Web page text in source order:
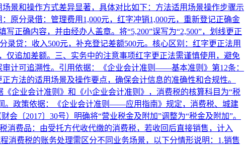
景和操作方式差异显著，具体对比如下：‌方法‌‌适用场景‌‌操作步骤‌‌示
原分录借：管理费用1,000元，红字冲销1,000元，重新登记正确金
正确内容，并由经办人盖章。将“5,200”误写为“2,500”，划线更正
贷：收入500元，补充登记差额500元。‌核心区别‌：‌红字更正法‌用
仅追加差额。三、实务中的注意事项‌红字更正法‌需谨慎使用，避免
计可追溯性。‌引用依据‌：《企业会计准则——基本准则》第12条：
方法的适用场景及操作要点，确保会计信息的准确性和合规性。
企业会计准则》和《小企业会计准则》，消费税的核算科目为‌“税
。‌政策依据‌：《企业会计准则——应用指南》规定，消费税、城建
〔2017〕30号）明确将“营业税金及附加”调整为“税金及附加”。‌
消费品‌：由受托方代收代缴的消费税，若收回后直接销售，计入
费税的账务处理需区分不同业务场景，以下分情形说明：‌1.销售